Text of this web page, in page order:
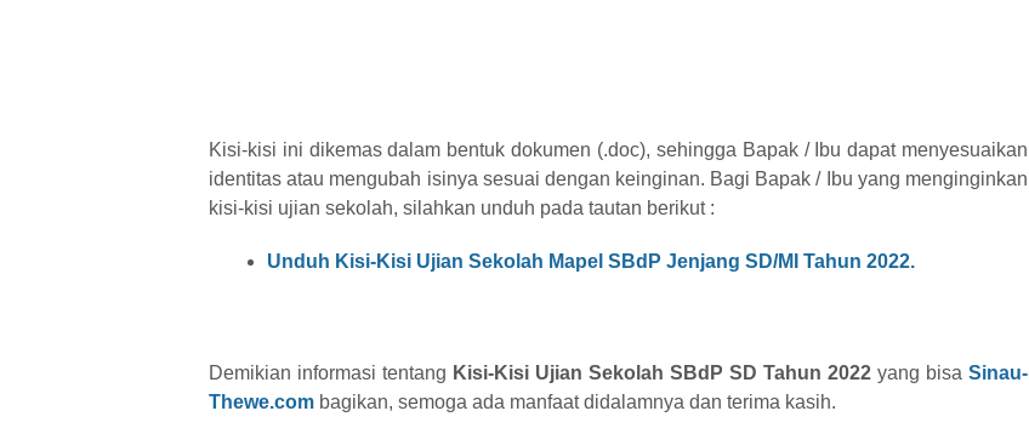
Kisi-kisi ini dikemas dalam bentuk dokumen (.doc), sehingga Bapak / Ibu dapat menyesuaikan
identitas atau mengubah isinya sesuai dengan keinginan. Bagi Bapak / Ibu yang menginginkan
kisi-kisi ujian sekolah, silahkan unduh pada tautan berikut :
Unduh Kisi-Kisi Ujian Sekolah Mapel SBdP Jenjang SD/MI Tahun 2022.
Demikian informasi tentang Kisi-Kisi Ujian Sekolah SBdP SD Tahun 2022 yang bisa Sinau-
Thewe.com bagikan, semoga ada manfaat didalamnya dan terima kasih.